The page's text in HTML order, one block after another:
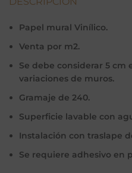
Papel mural Vinílico.
Venta por m2.
Se debe considerar 5 cm
variaciones de muros.
Gramaje de 240.
Superficie lavable con
Instalación con traslape
Se requiere adhesivo en